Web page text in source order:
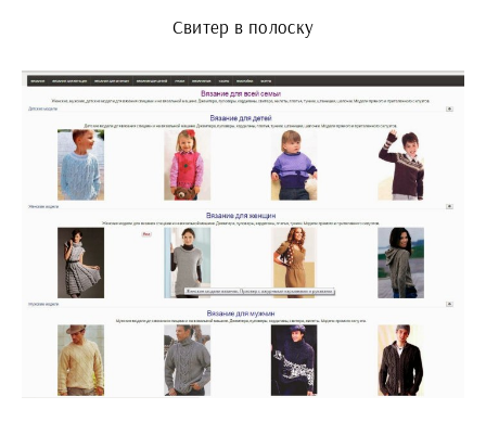
Свитер в полоску